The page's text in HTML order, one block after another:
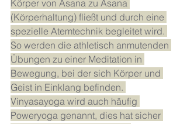
Körper von Asana zu Asana
(Körperhaltung) fließt und durch eine
spezielle Atemtechnik begleitet wird.
So werden die athletisch anmutenden
Übungen zu einer Meditation in
Bewegung, bei der sich Körper und
Geist in Einklang befinden.
Vinyasayoga wird auch häufig
Poweryoga genannt, dies hat sicher